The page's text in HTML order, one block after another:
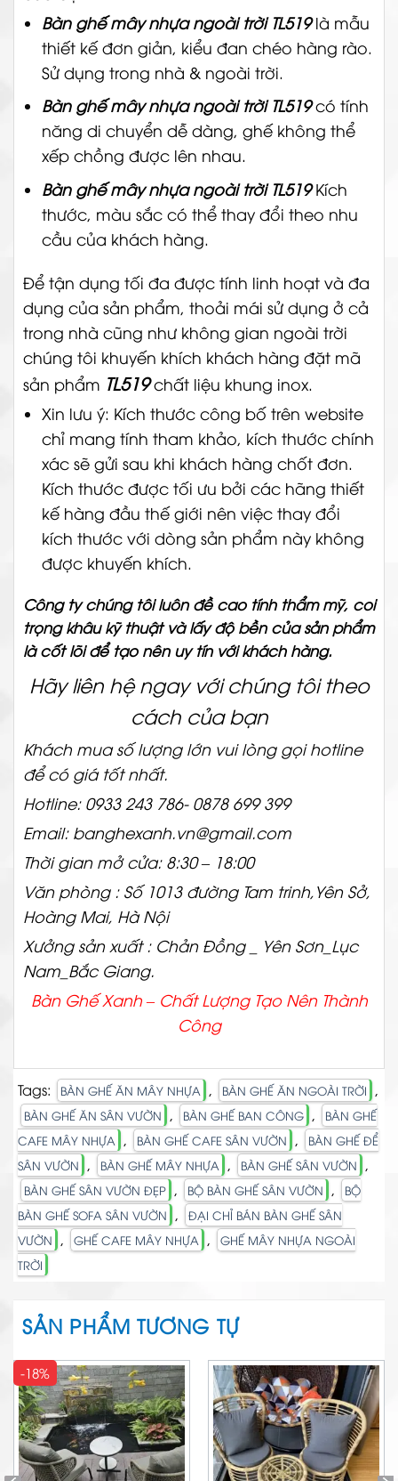
Bàn ghế mây nhựa ngoài trời TL519là mẫu
thiết kế đơn giản, kiểu đan chéo hàng rào.
Sử dụng trong nhà & ngoài trời.
Bàn ghế mây nhựa ngoài trời TL519có tính
năng di chuyển dễ dàng, ghế không thể
xếp chồng được lên nhau.
Bàn ghế mây nhựa ngoài trời TL519Kích
thước, màu sắc có thể thay đổi theo nhu
cầu của khách hàng.
Để tận dụng tối đa được tính linh hoạt và đa
dụng của sản phẩm, thoải mái sử dụng ở cả
trong nhà cũng như không gian ngoài trời
chúng tôi khuyến khích khách hàng đặt mã
sản phẩm TL519chất liệu khung inox.
Xin lưu ý: Kích thước công bố trên website
chỉ mang tính tham khảo, kích thước chính
xác sẽ gửi sau khi khách hàng chốt đơn.
Kích thước được tối ưu bởi các hãng thiết
kế hàng đầu thế giới nên việc thay đổi
kích thước với dòng sản phẩm này không
được khuyến khích.
Công ty chúng tôi luôn đề cao tính thẩm mỹ, coi
trọng khâu kỹ thuật và lấy độ bền của sản phẩm
là cốt lõi để tạo nên uy tín với khách hàng.
Hãy liên hệ ngay với chúng tôi theo
cách của bạn
Khách mua số lượng lớn vui lòng gọi hotline
để có giá tốt nhất.
Hotline: 0933 243 786- 0878 699 399
Email: banghexanh.vn@gmail.com
Thời gian mở cửa: 8:30 – 18:00
Văn phòng : Số 1013 đường Tam trinh,Yên Sở,
Hoàng Mai, Hà Nội
Xưởng sản xuất : Chản Đồng _ Yên Sơn_Lục
Nam_Bắc Giang.
Bàn Ghế Xanh – ChấtLượng Tạo Nên Thành
Công
Tags: BÀN GHẾ ĂN MÂY NHỰA , BÀN GHẾ ĂN NGOÀI TRỜI ,
BÀN GHẾ ĂN SÂN VƯỜN , BÀN GHẾ BAN CÔNG ,
BÀN GHẾ
CAFE MÂY NHỰA
, BÀN GHẾ CAFE SÂN VƯỜN ,
BÀN GHẾ ĐỂ
SÂN VƯỜN
, BÀN GHẾ MÂY NHỰA , BÀN GHẾ SÂN VƯỜN ,
BÀN GHẾ SÂN VƯỜN ĐẸP , BỘ BÀN GHẾ SÂN VƯỜN ,
BỘ
BÀN GHẾ SOFA SÂN VƯỜN
,
ĐẠI CHỈ BÁN BÀN GHẾ SÂN
VƯỜN
, GHẾ CAFE MÂY NHỰA ,
GHẾ MÂY NHỰA NGOÀI
TRỜI
SẢN PHẨM TƯƠNG TỰ
-18%